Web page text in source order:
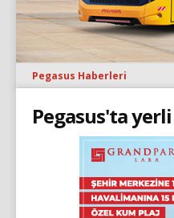
Pegasus Haberleri
Pegasus'ta